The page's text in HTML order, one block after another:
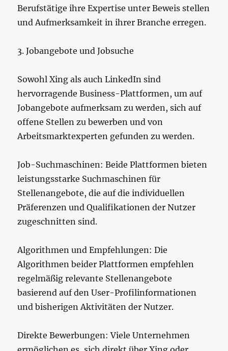
Berufstätige ihre Expertise unter Beweis stellen
und Aufmerksamkeit in ihrer Branche erregen.
3. Jobangebote und Jobsuche
Sowohl Xing als auch LinkedIn sind
hervorragende Business-Plattformen, um auf
Jobangebote aufmerksam zu werden, sich auf
offene Stellen zu bewerben und von
Arbeitsmarktexperten gefunden zu werden.
Job-Suchmaschinen: Beide Plattformen bieten
leistungsstarke Suchmaschinen für
Stellenangebote, die auf die individuellen
Präferenzen und Qualifikationen der Nutzer
zugeschnitten sind.
Algorithmen und Empfehlungen: Die
Algorithmen beider Plattformen empfehlen
regelmäßig relevante Stellenangebote
basierend auf den User-Profilinformationen
und bisherigen Aktivitäten der Nutzer.
Direkte Bewerbungen: Viele Unternehmen